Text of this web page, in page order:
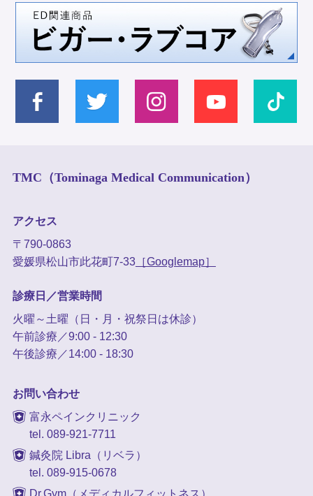
TMC（Tominaga Medical Communication）
アクセス
〒790-0863
愛媛県松山市此花町7-33［Googlemap］
診療日／営業時間
火曜～土曜（日・月・祝祭日は休診）
午前診療／9:00 - 12:30
午後診療／14:00 - 18:30
お問い合わせ
富永ペインクリニック
tel. 089-921-7711
鍼灸院 Libra（リベラ）
tel. 089-915-0678
Dr.Gym（メディカルフィットネス）